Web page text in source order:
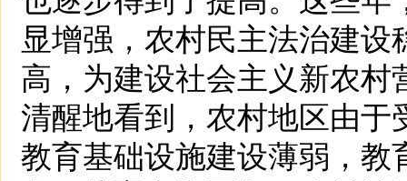
显增强，农村民主法治建
高，为建设社会主义新农
清醒地看到，农村地区由
教育基础设施建设薄弱，